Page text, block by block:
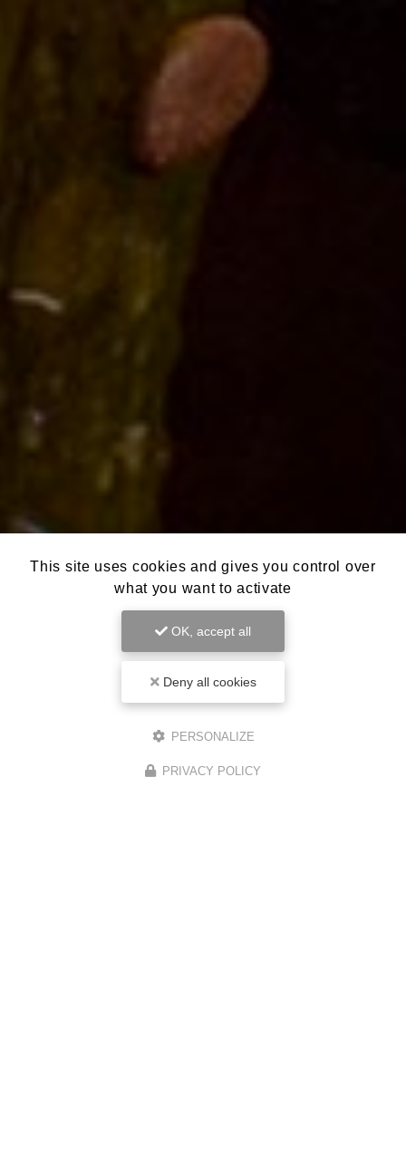
This site uses cookies and gives you control over
what you want to activate
OK, accept all
Deny all cookies
PERSONALIZE
PRIVACY POLICY